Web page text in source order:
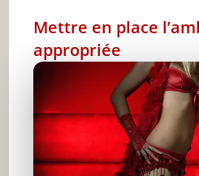
Mettre en place
appropriée